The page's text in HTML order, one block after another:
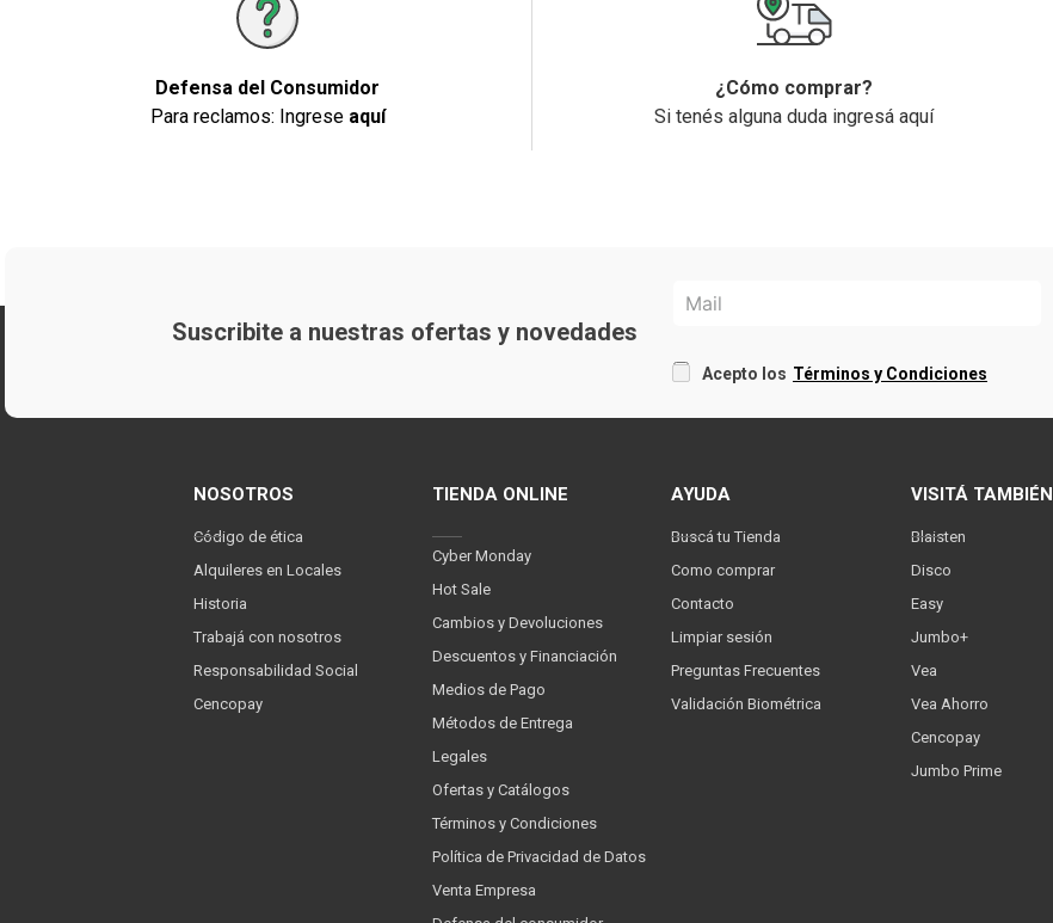
Defensa del Consumidor
Para reclamos: Ingrese aquí
¿Cómo comprar?
Si tenés alguna duda ingresá aquí
Suscribite a nuestras ofertas y novedades
Acepto los Términos y Condiciones
NOSOTROS
Código de ética
Alquileres en Locales
Historia
Trabajá con nosotros
Responsabilidad Social
Cencopay
TIENDA ONLINE
Cyber Monday
Hot Sale
Cambios y Devoluciones
Descuentos y Financiación
Medios de Pago
Métodos de Entrega
Legales
Ofertas y Catálogos
Términos y Condiciones
Política de Privacidad de Datos
Venta Empresa
AYUDA
Buscá tu Tienda
Como comprar
Contacto
Limpiar sesión
Preguntas Frecuentes
Validación Biométrica
VISITÁ TAMBIÉN
Blaisten
Disco
Easy
Jumbo+
Vea
Vea Ahorro
Cencopay
Jumbo Prime